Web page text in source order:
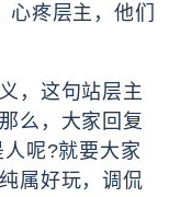
心疼层主，他们
，这句站层主
么，大家回复
呢?就要大家
属好玩，调侃